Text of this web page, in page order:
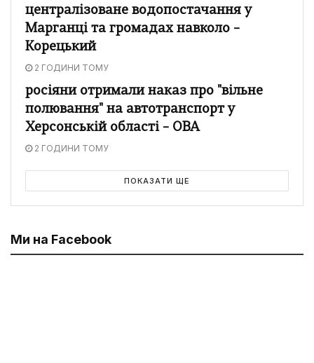
централізоване водопостачання у
Марганці та громадах навколо –
Корецький
2 ГОДИНИ ТОМУ
росіяни отримали наказ про "вільне
полювання" на автотранспорт у
Херсонській області – ОВА
2 ГОДИНИ ТОМУ
ПОКАЗАТИ ЩЕ
Ми на Facebook